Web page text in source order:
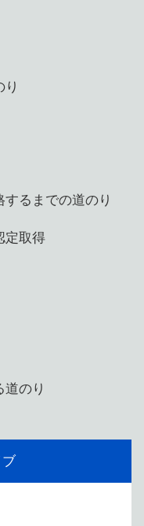
り
るまでの道のり
定取得
のり